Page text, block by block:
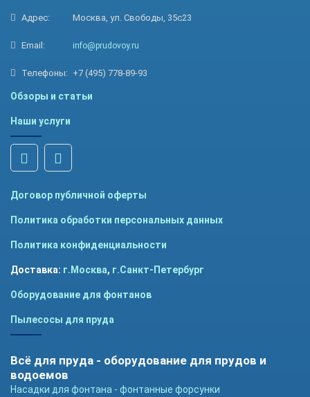
Адрес: Москва, ул. Свободы, 35с23
Email: info@prudovoy.ru
Телефоны: +7 (495) 778-89-93
Обзоры и статьи
Наши услуги
Договор публичной оферты
Политика обработки персональных данных
Политика конфиденциальности
Доставка: г.Москва, г.Санкт-Петербург
Оборудование для фонтанов
Пылесосы для пруда
Всё для пруда - оборудование для прудов и
водоемов
Насадки для фонтана - фонтанные форсунки